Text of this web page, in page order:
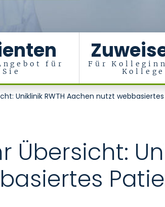
für
Sie
Für
Uniklinik RWTH Aachen nutzt
Übersicht: